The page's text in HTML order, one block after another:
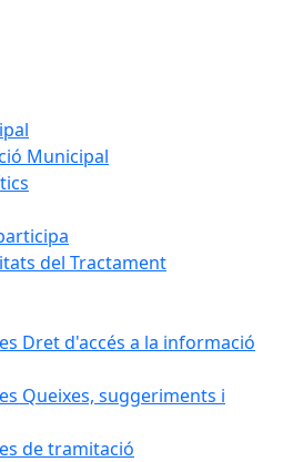
Municipal
del Tractament
Dret d'accés a la informació
Queixes, suggeriments i
de tramitació